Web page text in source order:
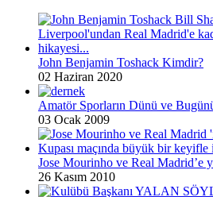
John Benjamin Toshack Kimdir?
02 Haziran 2020
Amatör Sporların Dünü ve
03 Ocak 2009
Jose Mourinho ve Real Madrid’e
26 Kasım 2010